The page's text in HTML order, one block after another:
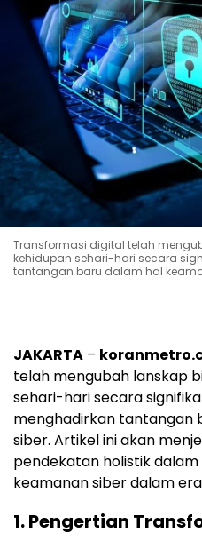
Transformasi digital telah
kehidupan sehari-hari secara
tantangan baru dalam hal
JAKARTA –
telah mengubah lanskap
sehari-hari secara
menghadirkan tantangan
siber. Artikel ini akan
pendekatan holistik
keamanan siber dalam
1.Pengertian